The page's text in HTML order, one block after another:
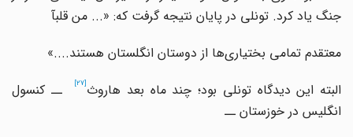
جنگ یاد کرد. تونلی در پایان نتیجه گرفت که: «... من قلبآ
معتقدم تمامی بختیاریها از دوستان انگلستان هستند....»
البته این دیدگاه تونلی بود؛ چند ماه بعد هاروث
ــ کنسول
انگلیس در خوزستان ــ